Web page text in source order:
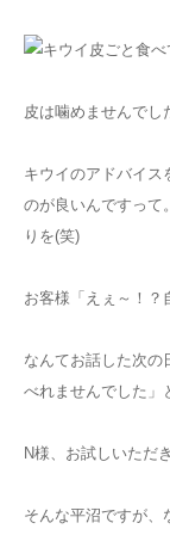
皮は噛めませんでし
キウイのアドバイス
のが良いんですって
りを(笑)
お客様「えぇ～！？
なんてお話した次の
べれませんでした」
N様、お試しいただ
そんな平沼ですが、